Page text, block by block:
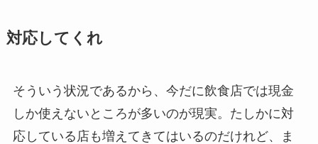
対応してくれ
そういう状況であるから、今だに飲食店では現金
しか使えないところが多いのが現実。たしかに対
応している店も増えてきてはいるのだけれど、ま